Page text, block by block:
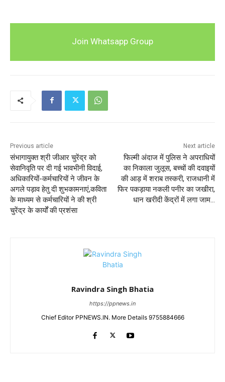
Join Whatsapp Group
Previous article
संभागायुक्त श्री जीआर चुरेंद्र को
सेवानिवृति पर दी गई भावभीनी विदाई,
अधिकारियों-कर्मचारियों ने जीवन के
अगले पड़ाव हेतु दी शुभकामनाएं,कविता
के माध्यम से कर्मचारियों ने की श्री
चुरेंद्र के कार्यों की प्रशंसा
Next article
फिल्मी अंदाज में पुलिस ने अपराधियों
का निकाला जुलूस, बच्चों की दवाइयों
की आड़ में शराब तस्करी, राजधानी में
फिर पकड़ाया नकली पनीर का जखीरा,
धान खरीदी केंद्रों में लगा जाम…
Ravindra Singh Bhatia
https://ppnews.in
Chief Editor PPNEWS.IN. More Details 9755884666